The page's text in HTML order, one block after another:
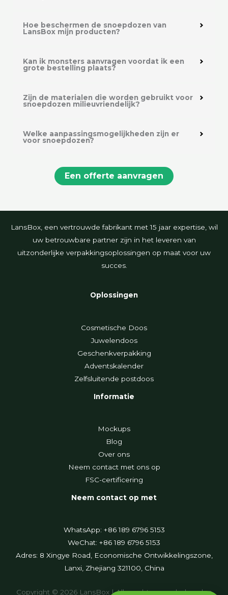
Hoe beschermen de snoepdozen van
LansBox mijn producten?
Kan ik monsters aanvragen voordat ik een
grote bestelling plaats?
Zijn de materialen die worden gebruikt voor
snoepdozen milieuvriendelijk?
Welke aanpassingsmogelijkheden zijn er
voor snoepdozen?
Een offerte aanvragen
LansBox, een vertrouwde fabrikant met 15 jaar expertise, wil
uw betrouwbare partner zijn in het leveren van
uitzonderlijke verpakkingsoplossingen op maat voor uw
succes.
Oplossingen
Cosmetische Doos
Juwelendoos
Geschenkverpakking
Adventskalender
Zelfsluitende postdoos
Informatie
Mockups
Blog
Over ons
Neem contact met ons op
FSC-certificering
Neem contact op met
WhatsApp: +86 189 6796 5153
WeChat: +86 189 6796 5153
Adres: 8 Xingye Road, Economische Ontwikkelingszone,
Lanxi, Zhejiang 321100, China
Copyright © 2026 LansBox | Alle rechten voorbehouden